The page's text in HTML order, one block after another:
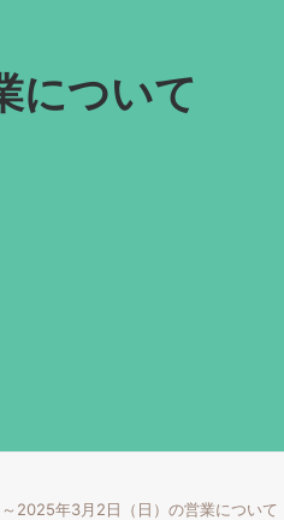
について
2025年3月2日（日）の営業について